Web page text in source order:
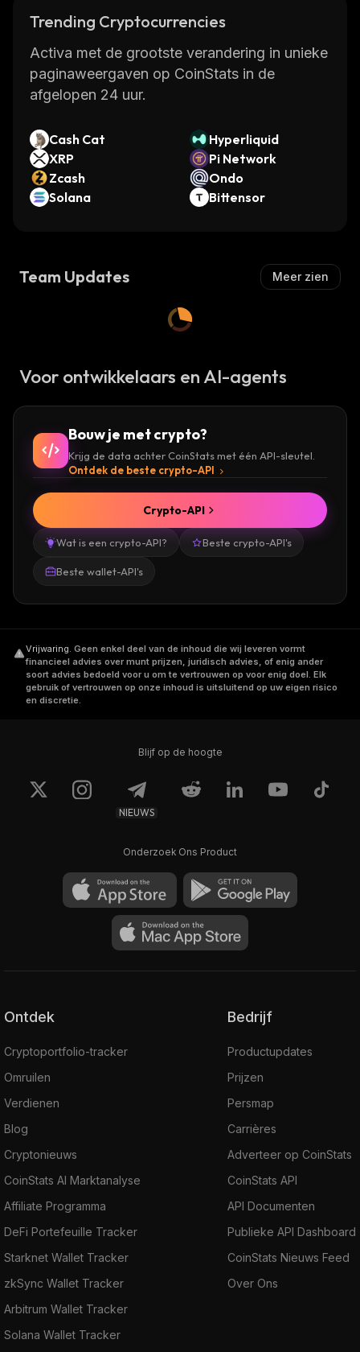
Trending Cryptocurrencies
Activa met de grootste verandering in unieke
paginaweergaven op CoinStats in de
afgelopen 24 uur.
Cash Cat
Hyperliquid
XRP
Pi Network
Zcash
Ondo
Solana
Bittensor
Team Updates Meer zien
Voor ontwikkelaars en AI-agents
Bouw je met crypto?
Krijg de data achter CoinStats met één API-sleutel.
Ontdek de beste crypto-API
Wat is een crypto-API? Beste crypto-API's
Beste wallet-API's
Crypto-API
Vrijwaring. Geen enkel deel van de inhoud die wij leveren vormt
financieel advies over munt prijzen, juridisch advies, of enig ander
soort advies bedoeld voor u om te vertrouwen op voor enig doel. Elk
gebruik of vertrouwen op onze inhoud is uitsluitend op uw eigen risico
en discretie.
Blijf op de hoogte
NIEUWS
Onderzoek Ons Product
Ontdek
Cryptoportfolio-tracker
Omruilen
Verdienen
Blog
Cryptonieuws
CoinStats AI Marktanalyse
Affiliate Programma
DeFi Portefeuille Tracker
Starknet Wallet Tracker
zkSync Wallet Tracker
Arbitrum Wallet Tracker
Solana Wallet Tracker
Bedrijf
Productupdates
Prijzen
Persmap
Carrières
Adverteer op CoinStats
CoinStats API
API Documenten
Publieke API Dashboard
CoinStats Nieuws Feed
Over Ons